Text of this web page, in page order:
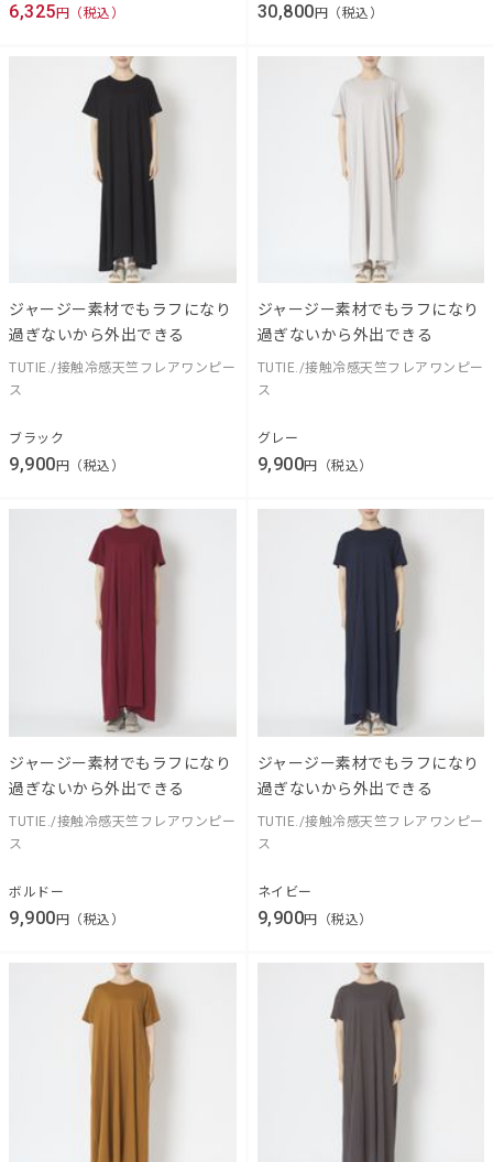
6,325円（税込） 30,800円（税込）
ジャージー素材でもラフになり
過ぎないから外出できる
TUTIE./接触冷感天竺フレアワンピー
ス
ブラック
9,900 円（税込）
ジャージー素材でもラフになり
過ぎないから外出できる
TUTIE./接触冷感天竺フレアワンピー
ス
グレー
9,900円（税込）
ジャージー素材でもラフになり
過ぎないから外出できる
TUTIE./接触冷感天竺フレアワンピー
ス
ボルドー
9,900円（税込）
ジャージー素材でもラフになり
過ぎないから外出できる
TUTIE./接触冷感天竺フレアワンピー
ス
ネイビー
9,900円（税込）